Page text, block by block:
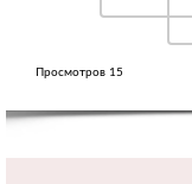
Просмотров 15